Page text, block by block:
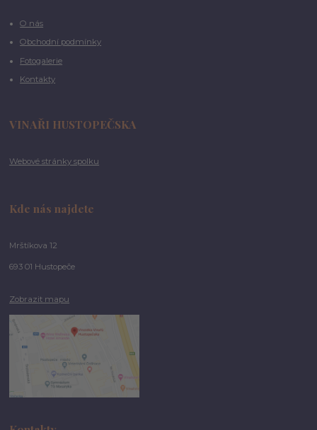
O nás
Obchodní podmínky
Fotogalerie
Kontakty
VINAŘI HUSTOPEČSKA
Webové stránky spolku
Kde nás najdete
Mrštíkova 12
693 01 Hustopeče
Zobrazit mapu